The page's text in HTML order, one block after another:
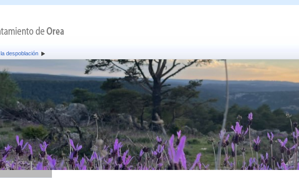
despoblación